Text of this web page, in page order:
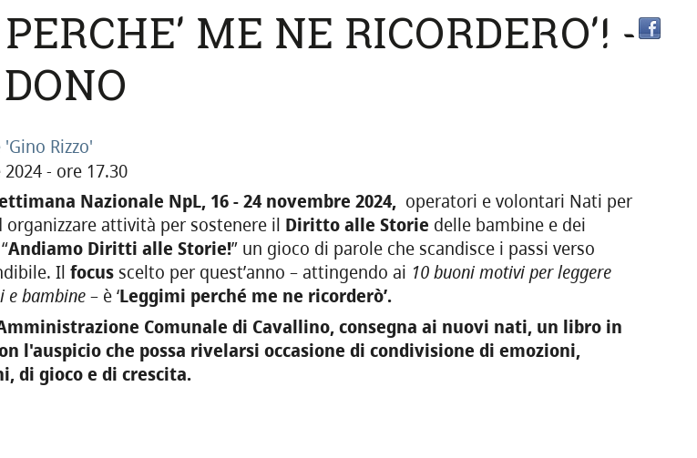
ME NE RICORDERO'! -
Rizzo'
- ore 17.30
Nazionale NpL, 16 - 24 novembre 2024,operatori e volontari Nati per
attività per sostenere il Diritto alle Storie delle bambine e dei
Andiamo Diritti alle Storie!” un gioco di parole che scandisce i passi verso
Il focusscelto per quest’anno – attingendo ai 10 buoni motivi per leggere
e bambine– è ‘Leggimi perché me ne ricorderò’.
Comunale di Cavallino, consegna ai nuovi nati, un libro in
l'auspicio che possa rivelarsi occasione di condivisione di emozioni,
di gioco e di crescita.